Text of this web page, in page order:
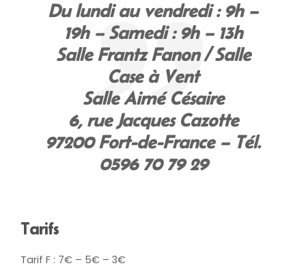
Du lundi au vendredi : 9h –
19h – Samedi : 9h – 13h
Salle Frantz Fanon / Salle
Case à Vent
Salle Aimé Césaire
6, rue Jacques Cazotte
97200 Fort-de-France – Tél.
0596 70 79 29
Tarifs
Tarif F : 7€ – 5€ – 3€